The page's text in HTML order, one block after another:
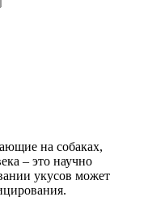
на собаках,
– это научно
укусов может